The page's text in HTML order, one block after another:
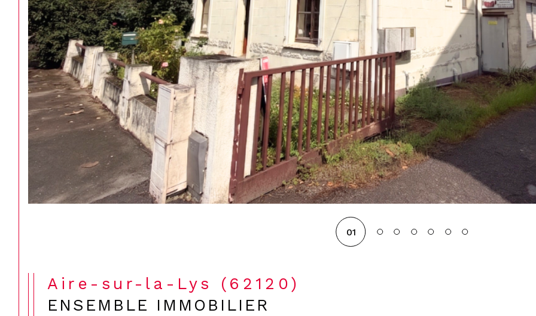
01
Aire-sur-la-Lys (62120)
ENSEMBLE IMMOBILIER